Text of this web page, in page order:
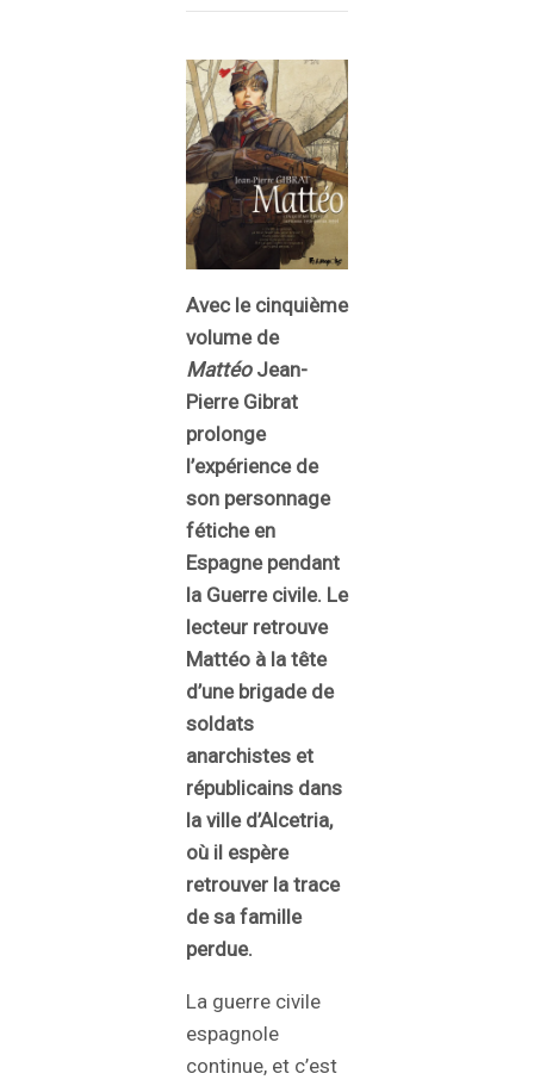
Avec le cinquième
volume de
MattéoJean-
Pierre Gibrat
prolonge
l’expérience de
son personnage
fétiche en
Espagne pendant
la Guerre civile. Le
lecteur retrouve
Mattéo à la tête
d’une brigade de
soldats
anarchistes et
républicains dans
la ville d’Alcetria,
où il espère
retrouver la trace
de sa famille
perdue.
La guerre civile
espagnole
continue, et c’est